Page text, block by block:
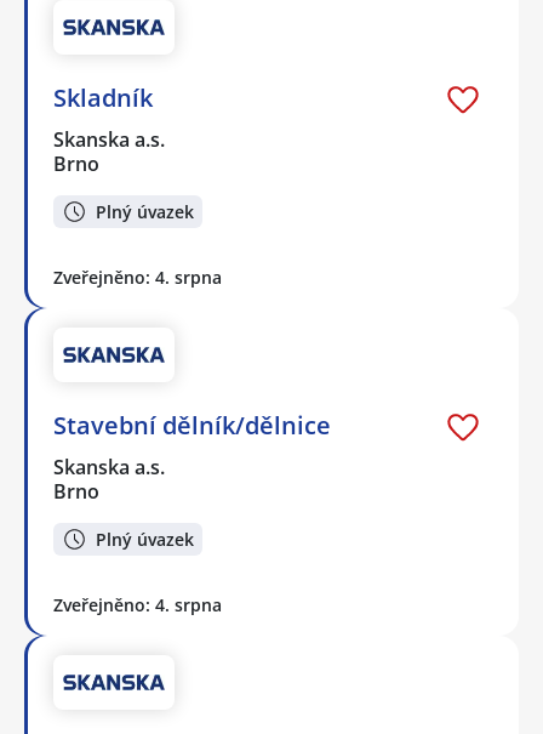
Skladník
Skanska a.s.
Brno
Plný úvazek
Zveřejněno: 4. srpna
Stavební dělník/dělnice
Skanska a.s.
Brno
Plný úvazek
Zveřejněno: 4. srpna